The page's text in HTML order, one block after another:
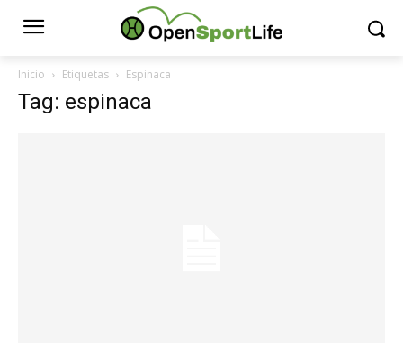
Inicio Etiquetas Espinaca
Tag: espinaca